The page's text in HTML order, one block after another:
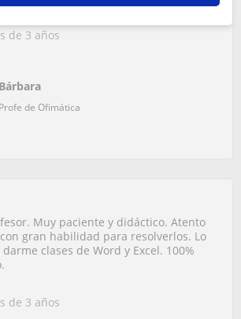
de 3 años
Bárbara
Profe de Ofimática
Muy paciente y didáctico. Atento
gran habilidad para resolverlos. Lo
clases de Word y Excel. 100%
de 3 años